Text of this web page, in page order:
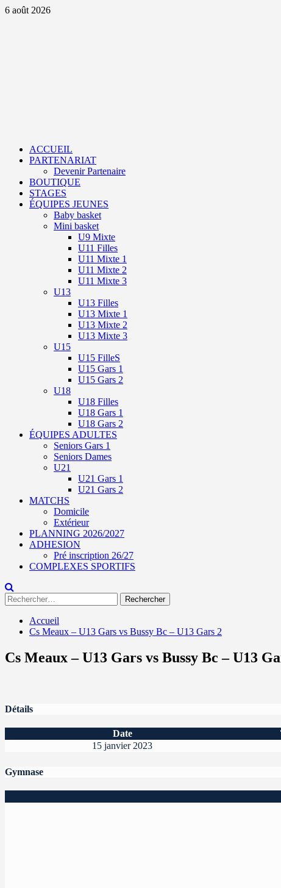
Aller
6 août 2026
ACCUEIL
PARTENARIAT
Devenir Partenaire
BOUTIQUE
STAGES
ÉQUIPES JEUNES
Baby basket
Mini basket
U9 Mixte
U11 Filles
U11 Mixte 1
U11 Mixte 2
U11 Mixte 3
U13
U13 Filles
U13 Mixte 1
U13 Mixte 2
U13 Mixte 3
U15
U15 FilleS
U15 Gars 1
U15 Gars 2
U18
U18 Filles
U18 Gars 1
U18 Gars 2
ÉQUIPES ADULTES
Seniors Gars 1
Seniors Dames
U21
U21 Gars 1
U21 Gars 2
MATCHS
Domicile
Extérieur
PLANNING 2026/2027
ADHESION
Pré inscription 26/27
COMPLEXES SPORTIFS
Rechercher :
Accueil
Cs Meaux – U13 Gars vs Bussy Bc – U13 Gars 2
Cs Meaux – U13 Gars vs Bussy Bc – U13
Détails
Date
15 janvier 2023
Gymnase